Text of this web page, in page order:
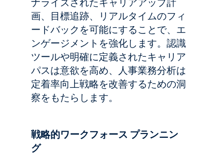
画、目標追跡、リアルタイムのフィ
ードバックを可能にすることで、エ
ンゲージメントを強化します。認識
ツールや明確に定義されたキャリア
パスは意欲を高め、人事業務分析は
定着率向上戦略を改善するための洞
察をもたらします。
戦略的ワークフォース プランニン
グ